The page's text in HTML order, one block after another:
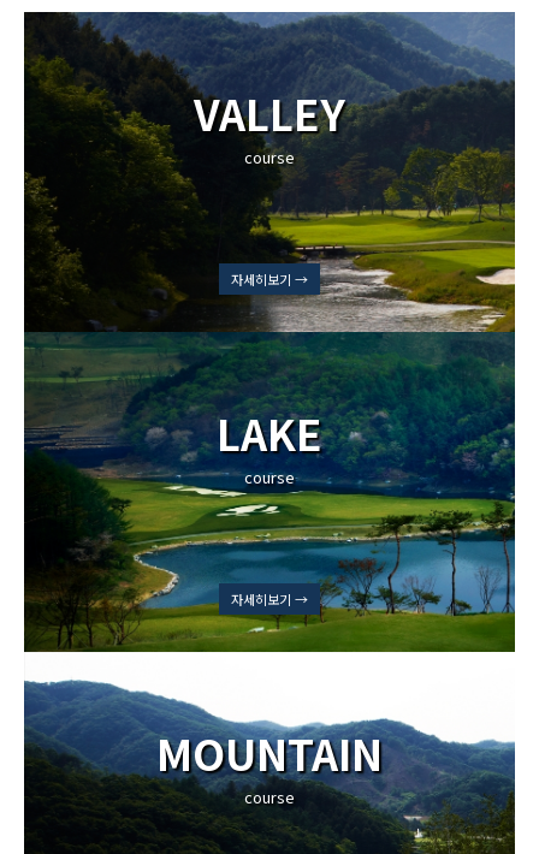
VALLEY
course
자세히보기 →
LAKE
course
자세히보기 →
MOUNTAIN
course